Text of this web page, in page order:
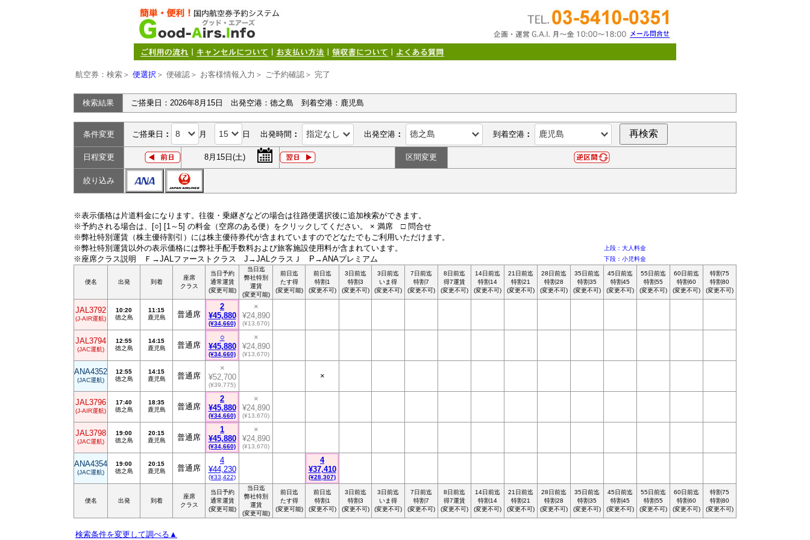
航空券：検索＞ 便選択 ＞ 便確認＞ お客様情報入力＞ ご予約確認＞ 完了
検索結果 ご搭乗日：2026年8月15日 出発空港：徳之島 到着空港：鹿児島
条件変更 ご搭乗日 ： 月 日 出発時間 ： 出発空港 ： 到着空港 ：
日程変更 8月15日(土) 区間変更
絞り込み
※表示価格は片道料金になります。往復・乗継ぎなどの場合は往路便選択後に追加検索ができます。
※予約される場合は、[○] [1～5] の料金（空席のある便）をクリックしてください。 × 満席 □ 問合せ
※弊社特別運賃（株主優待割引）には株主優待券代が含まれていますのでどなたでもご利用いただけます。
※弊社特別運賃以外の表示価格には弊社手配手数料および旅客施設使用料が含まれています。
上段：大人料金
※座席クラス説明 Ｆ→JALファーストクラス J→JALクラスＪ P→ANAプレミアム 下段：小児料金
便名 出発 到着
座席
クラス
当日予約
通常運賃
(変更可能)
当日迄
弊社特別
運賃
(変更可能)
前日迄
たす得
(変更可能)
前日迄
特割1
(変更不可)
3日前迄
特割3
(変更不可)
3日前迄
いま得
(変更不可)
7日前迄
特割7
(変更不可)
8日前迄
得7運賃
(変更不可)
14日前迄
特割14
(変更不可)
21日前迄
特割21
(変更不可)
28日前迄
特割28
(変更不可)
35日前迄
特割35
(変更不可)
45日前迄
特割45
(変更不可)
55日前迄
特割55
(変更不可)
60日前迄
特割60
(変更不可)
特割75
特割80
(変更不可)
JAL3792
(J-AIR運航)
10:20
徳之島
11:15
鹿児島
普通席
2
¥45,880
(¥34,660)
×
¥24,890
(¥13,670)
JAL3794
(JAC運航)
12:55
徳之島
14:15
鹿児島
普通席
○
¥45,880
(¥34,660)
×
¥24,890
(¥13,670)
ANA4352
(JAC運航)
12:55
徳之島
14:15
鹿児島
普通席
×
¥52,700
(¥39,775)
×
JAL3796
(J-AIR運航)
17:40
徳之島
18:35
鹿児島
普通席
2
¥45,880
(¥34,660)
×
¥24,890
(¥13,670)
JAL3798
(JAC運航)
19:00
徳之島
20:15
鹿児島
普通席
1
¥45,880
(¥34,660)
×
¥24,890
(¥13,670)
ANA4354
(JAC運航)
19:00
徳之島
20:15
鹿児島
普通席
4
¥44,230
(¥33,422)
4
¥37,410
(¥28,307)
便名 出発 到着
座席
クラス
当日予約
通常運賃
(変更可能)
当日迄
弊社特別
運賃
(変更可能)
前日迄
たす得
(変更可能)
前日迄
特割1
(変更不可)
3日前迄
特割3
(変更不可)
3日前迄
いま得
(変更不可)
7日前迄
特割7
(変更不可)
8日前迄
得7運賃
(変更不可)
14日前迄
特割14
(変更不可)
21日前迄
特割21
(変更不可)
28日前迄
特割28
(変更不可)
35日前迄
特割35
(変更不可)
45日前迄
特割45
(変更不可)
55日前迄
特割55
(変更不可)
60日前迄
特割60
(変更不可)
特割75
特割80
(変更不可)
検索条件を変更して調べる▲